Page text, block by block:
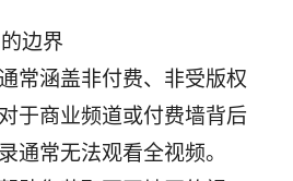
边界
常涵盖非付费、非受版权
于商业频道或付费墙背后
通常无法观看全视频。